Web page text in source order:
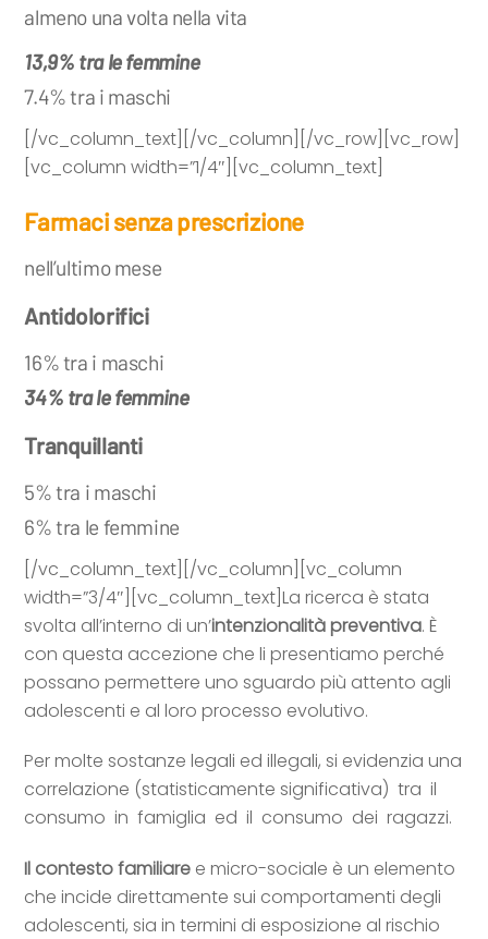
almeno una volta nella vita
13,9% tra le femmine
7.4% tra i maschi
[/vc_column_text][/vc_column][/vc_row][vc_row]
[vc_column width=”1/4″][vc_column_text]
Farmaci senza prescrizione
nell’ultimo mese
Antidolorifici
16% tra i maschi
34% tra le femmine
Tranquillanti
5% tra i maschi
6% tra le femmine
[/vc_column_text][/vc_column][vc_column
width=”3/4″][vc_column_text]La ricerca è stata
svolta all’interno di un’intenzionalità preventiva. È
con questa accezione che li presentiamo perché
possano permettere uno sguardo più attento agli
adolescenti e al loro processo evolutivo.
Per molte sostanze legali ed illegali, si evidenzia una
correlazione (statisticamente significativa) tra il
consumo in famiglia ed il consumo dei ragazzi.
Il contesto familiare e micro-sociale è un elemento
che incide direttamente sui comportamenti degli
adolescenti, sia in termini di esposizione al rischio